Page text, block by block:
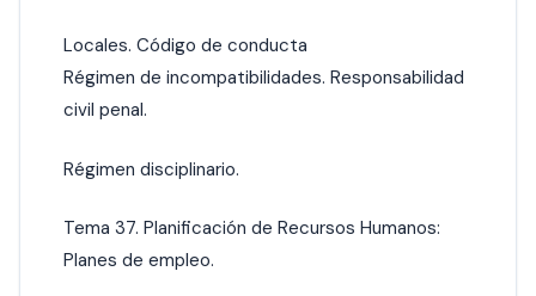
Locales. Código de conducta
Régimen de incompatibilidades. Responsabilidad
civil penal.
Régimen disciplinario.
Tema 37. Planificación de Recursos Humanos:
Planes de empleo.